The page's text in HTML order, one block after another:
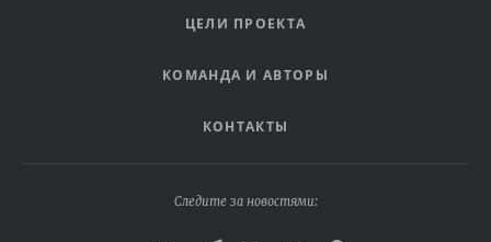
ЦЕЛИ ПРОЕКТА
КОМАНДА И АВТОРЫ
КОНТАКТЫ
Следите за новостями: